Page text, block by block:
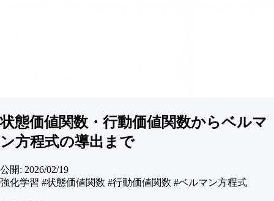
状態価値関数・行動価値関数からベルマ
ン方程式の導出まで
公開: 2026/02/19
強化学習 #状態価値関数 #行動価値関数 #ベルマン方程式